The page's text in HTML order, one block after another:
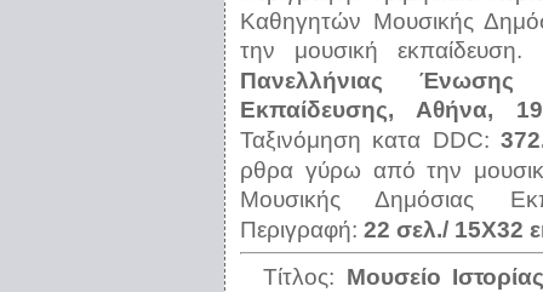
Καθηγητών Μουσικής
την μουσική εκπαίδευση.
Πανελλήνιας Ένωσης
Εκπαίδευσης, Αθήνα,
Ταξινόμηση κατα DDC:
ρθρα γύρω από την
Μουσικής Δημόσιας
Περιγραφή: 22 σελ./ 15Χ32
Τίτλος: Μουσείο